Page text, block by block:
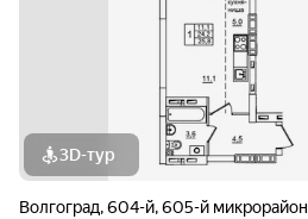
3D-тур
Волгоград,604-й,605-й микрорайон